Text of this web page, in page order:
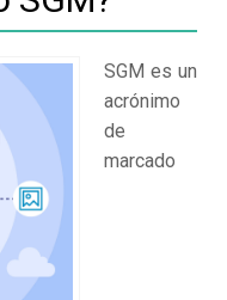
SGM es un
acrónimo
de
marcado